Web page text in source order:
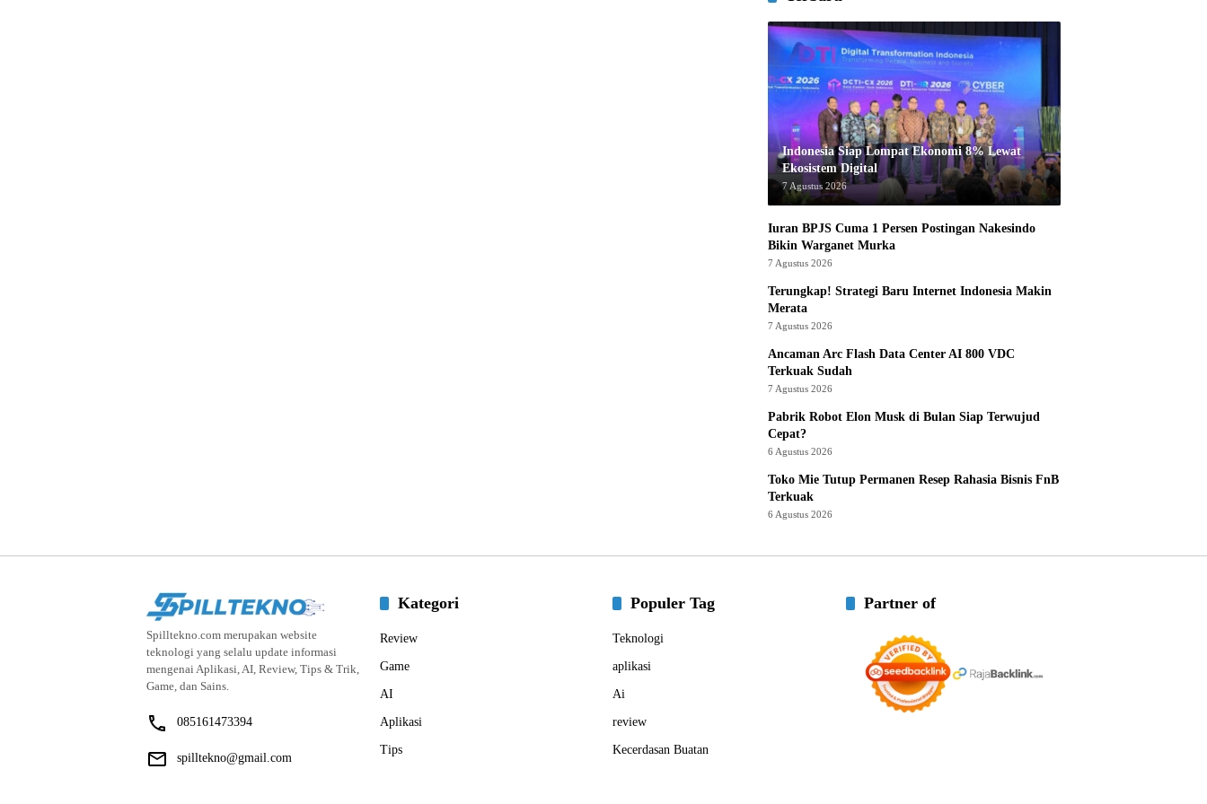
Indonesia Siap Lompat Ekonomi 8% Lewat
Ekosistem Digital
7 Agustus 2026
Iuran BPJS Cuma 1 Persen Postingan Nakesindo
Bikin Warganet Murka
7 Agustus 2026
Terungkap! Strategi Baru Internet Indonesia Makin
Merata
7 Agustus 2026
Ancaman Arc Flash Data Center AI 800 VDC
Terkuak Sudah
7 Agustus 2026
Pabrik Robot Elon Musk di Bulan Siap Terwujud
Cepat?
6 Agustus 2026
Toko Mie Tutup Permanen Resep Rahasia Bisnis FnB
Terkuak
6 Agustus 2026
Spilltekno.com merupakan website
teknologi yang selalu update informasi
mengenai Aplikasi, AI, Review, Tips & Trik,
Game, dan Sains.
085161473394
spilltekno@gmail.com
Kategori
Review
Game
AI
Aplikasi
Tips
Populer Tag
Teknologi
aplikasi
Ai
review
Kecerdasan Buatan
Partner of